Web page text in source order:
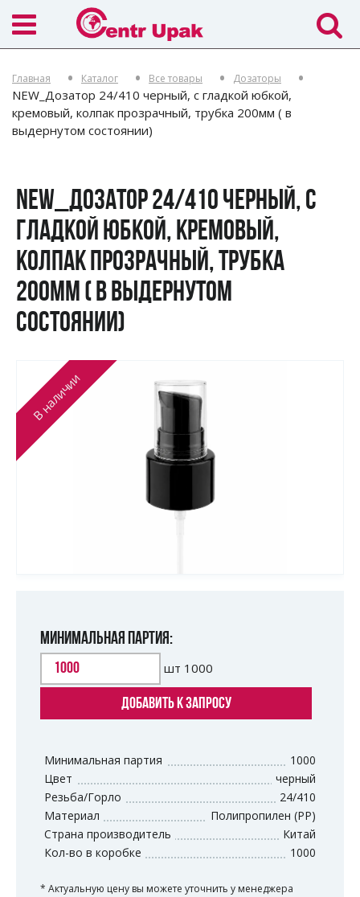
Главная Каталог Все товары Дозаторы
NEW_Дозатор 24/410 черный, с гладкой юбкой,
кремовый, колпак прозрачный, трубка 200мм ( в
выдернутом состоянии)
NEW_ДОЗАТОР 24/410 ЧЕРНЫЙ, С
ГЛАДКОЙ ЮБКОЙ, КРЕМОВЫЙ,
КОЛПАК ПРОЗРАЧНЫЙ, ТРУБКА
200ММ ( В ВЫДЕРНУТОМ
СОСТОЯНИИ)
В наличии
МИНИМАЛЬНАЯ ПАРТИЯ:
шт 1000
ДОБАВИТЬ К ЗАПРОСУ
Минимальная партия
1000
Цвет
черный
Резьба/Горло
24/410
Материал
Полипропилен (PP)
Страна производитель
Китай
Кол-во в коробке
1000
* Актуальную цену вы можете уточнить у менеджера